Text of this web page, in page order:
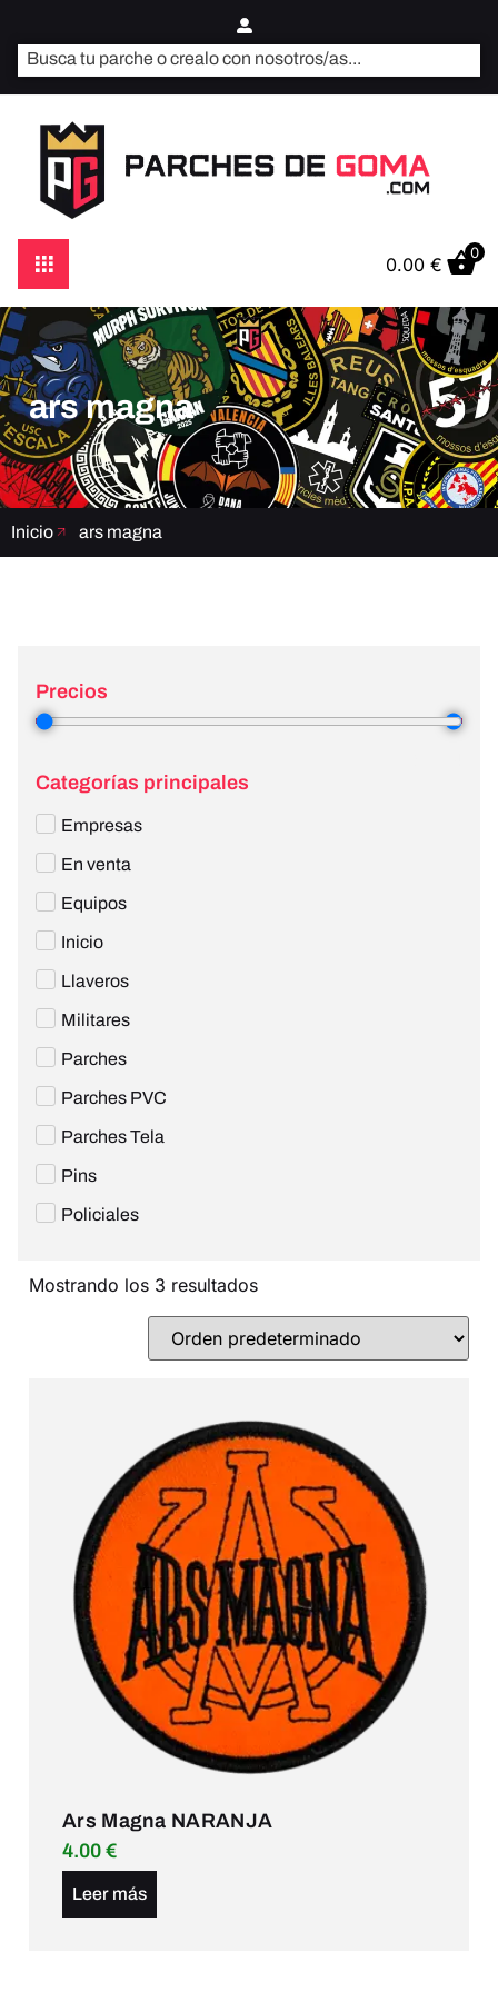
0.00 €
0
ars magna
Inicio ars magna
Precios
Categorías principales
Empresas
En venta
Equipos
Inicio
Llaveros
Militares
Parches
Parches PVC
Parches Tela
Pins
Policiales
Mostrando los 3 resultados
Ars Magna NARANJA
4.00 €
Leer más